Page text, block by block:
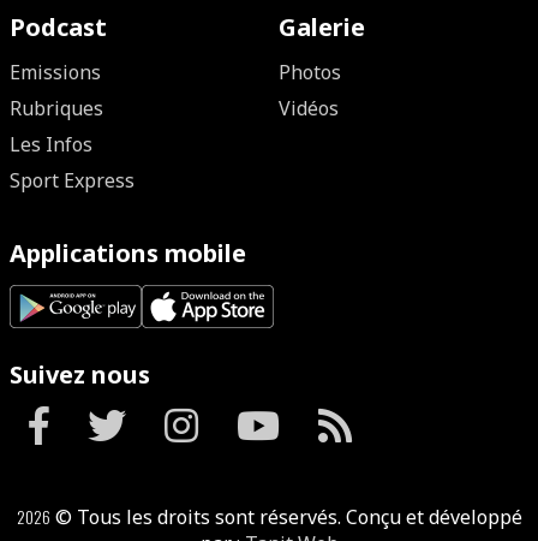
Podcast
Emissions
Rubriques
Les Infos
Sport Express
Galerie
Photos
Vidéos
Applications mobile
Suivez nous
2026 © Tous les droits sont réservés. Conçu et développé